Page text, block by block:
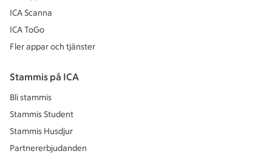
ICA Scanna
ICA ToGo
Fler appar och tjänster
Stammis på ICA
Bli stammis
Stammis Student
Stammis Husdjur
Partnererbjudanden